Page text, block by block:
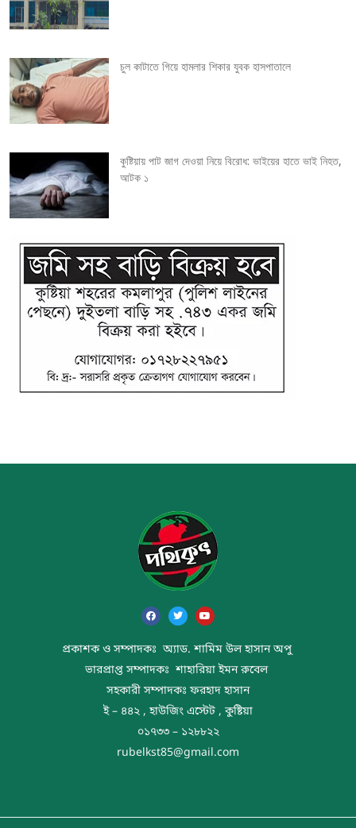
t
i
o
n
চুল কাটাতে গিয়ে হামলার শিকার যুবক হাসপাতালে
কুষ্টিয়ায় পাট জাগ দেওয়া নিয়ে বিরোধ: ভাইয়ের হাতে ভাই নিহত,
আটক ১
প্রকাশক ও সম্পাদকঃ অ্যাড. শামিম উল হাসান অপু
ভারপ্রাপ্ত সম্পাদকঃ শাহারিয়া ইমন রুবেল
সহকারী সম্পাদকঃ ফরহাদ হাসান
ই – ৪৪২ , হাউজিং এস্টেট , কুষ্টিয়া
০১৭৩৩ – ১২৮৮২২
rubelkst85@gmail.com